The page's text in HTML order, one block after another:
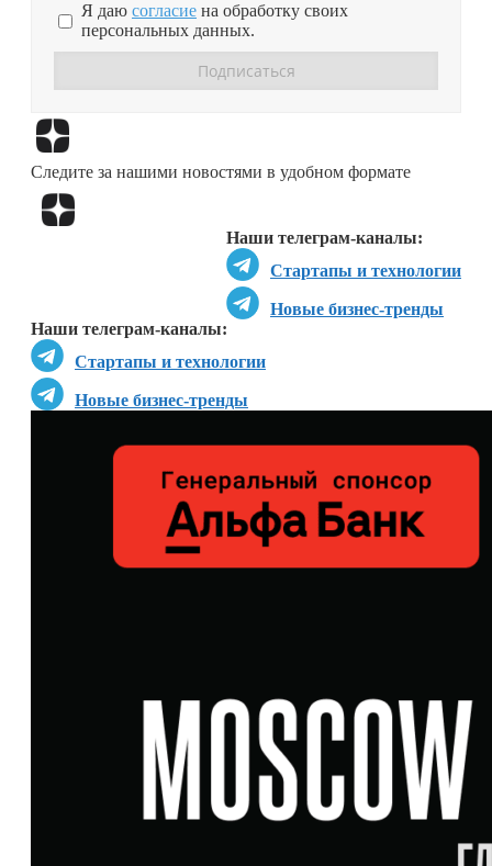
Я даю согласие на обработку своих
персональных данных.
Следите за нашими новостями в удобном формате
Наши телеграм-каналы:
Стартапы и технологии
Новые бизнес-тренды
Наши телеграм-каналы:
Стартапы и технологии
Новые бизнес-тренды